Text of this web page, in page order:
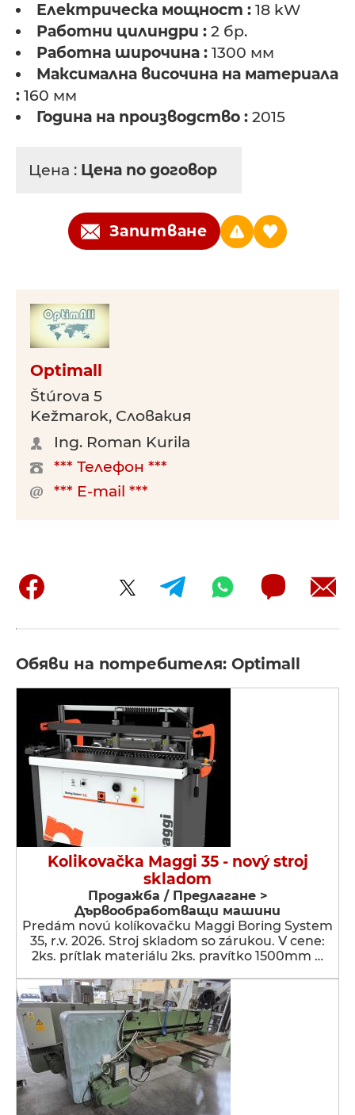
Електрическа мощност : 18 kW
Работни цилиндри : 2 бр.
Работна широчина : 1300 мм
Максимална височина на материала
: 160 мм
Година на производство : 2015
Цена : Цена по договор
Запитване
Optimall
Štúrova 5
Kežmarok, Словакия
Ing. Roman Kurila
*** Телефон ***
*** E-mail ***
Обяви на потребителя: Optimall
Kolikovačka Maggi 35 - nový stroj
skladom
Продажба / Предлагане >
Дървообработващи машини
Predám novú kolíkovačku Maggi Boring System
35, r.v. 2026. Stroj skladom so zárukou. V cene:
2ks. prítlak materiálu 2ks. pravítko 1500mm …